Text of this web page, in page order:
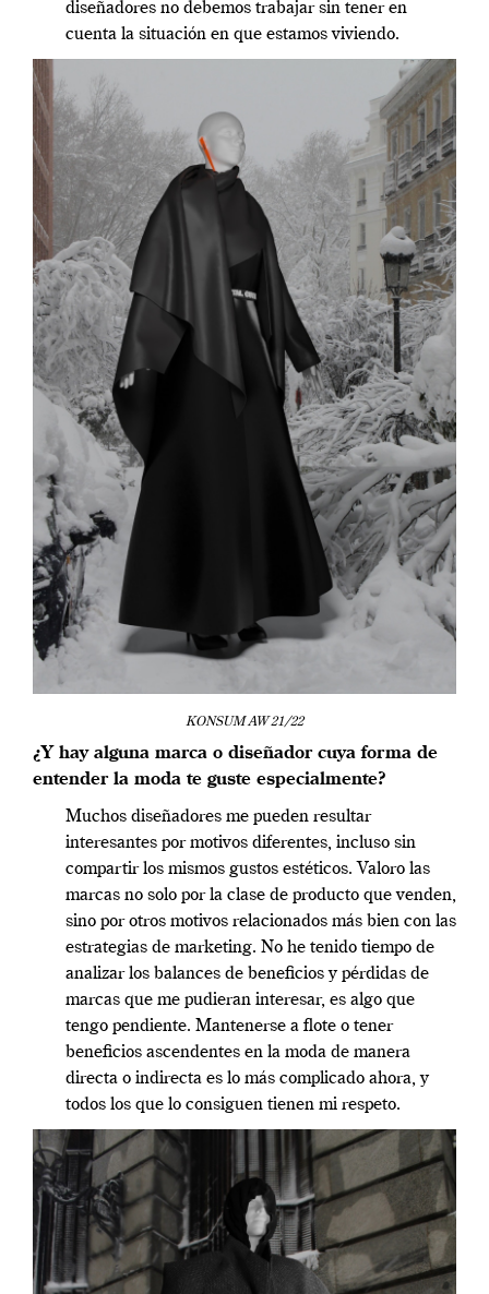
diseñadores no debemos trabajar sin tener en
cuenta la situación en que estamos viviendo.
KONSUM AW 21/22
¿Y hay alguna marca o diseñador cuya forma de
entender la moda te guste especialmente?
Muchos diseñadores me pueden resultar
interesantes por motivos diferentes, incluso sin
compartir los mismos gustos estéticos. Valoro las
marcas no solo por la clase de producto que venden,
sino por otros motivos relacionados más bien con las
estrategias de marketing. No he tenido tiempo de
analizar los balances de beneficios y pérdidas de
marcas que me pudieran interesar, es algo que
tengo pendiente. Mantenerse a flote o tener
beneficios ascendentes en la moda de manera
directa o indirecta es lo más complicado ahora, y
todos los que lo consiguen tienen mi respeto.